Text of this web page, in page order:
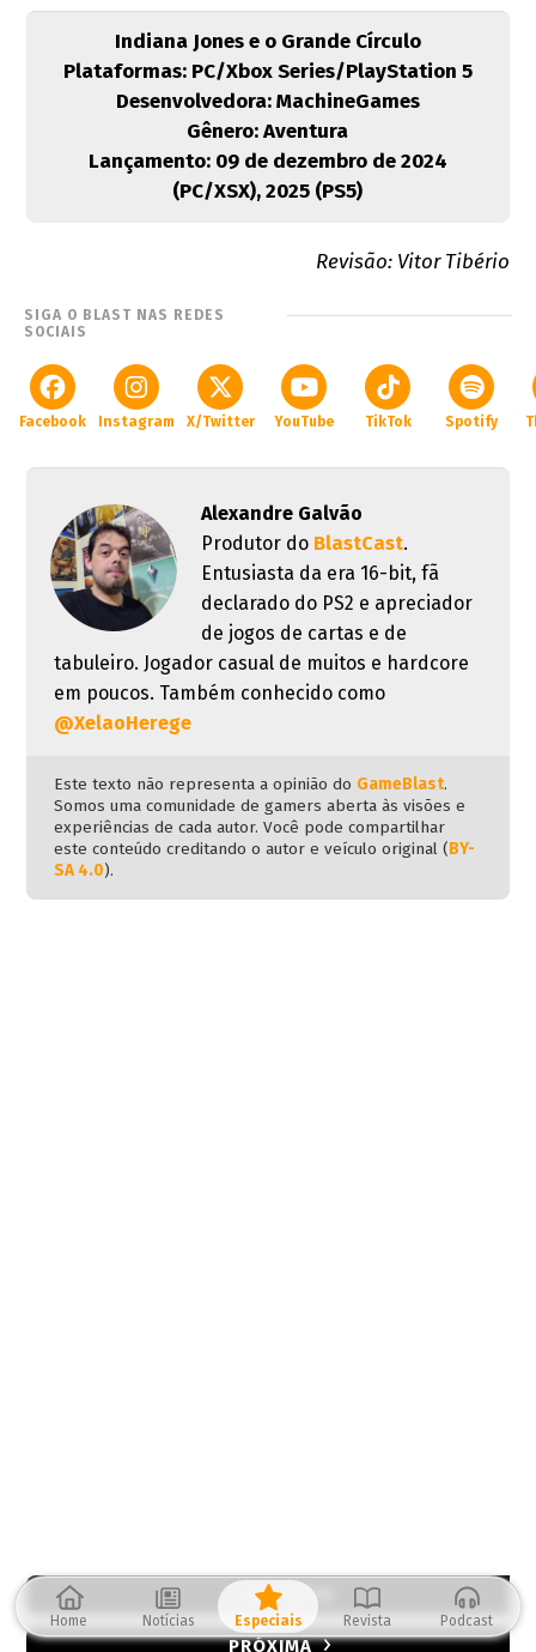
Indiana Jones e o Grande Círculo
Plataformas: PC/Xbox Series/PlayStation 5
Desenvolvedora: MachineGames
Gênero: Aventura
Lançamento: 09 de dezembro de 2024
(PC/XSX), 2025 (PS5)
Revisão: Vitor Tibério
SIGA O BLAST NAS REDES
SOCIAIS
Facebook Instagram X/Twitter YouTube TikTok Spotify
Alexandre Galvão
Produtor do BlastCast.
Entusiasta da era 16-bit, fã
declarado do PS2 e apreciador
de jogos de cartas e de
tabuleiro. Jogador casual de muitos e hardcore
em poucos. Também conhecido como
@XelaoHerege
Este texto não representa a opinião do GameBlast.
Somos uma comunidade de gamers aberta às visões e
experiências de cada autor. Você pode compartilhar
este conteúdo creditando o autor e veículo original (BY-
SA 4.0).
ANTERIOR
PRÓXIMA
Home Notícias Especiais Revista Podcast